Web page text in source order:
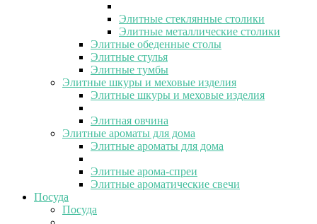
Элитные стеклянные столики
Элитные металлические столики
Элитные обеденные столы
Элитные стулья
Элитные тумбы
Элитные шкуры и меховые изделия
Элитные шкуры и меховые изделия
Элитная овчина
Элитные ароматы для дома
Элитные ароматы для дома
Элитные арома-спреи
Элитные ароматические свечи
Посуда
Посуда